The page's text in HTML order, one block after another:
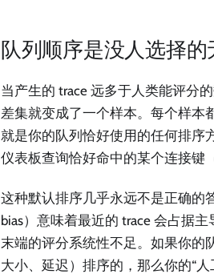
队列顺序是没人选择的
当产生的 trace 远多于人类能评分
差集就变成了一个样本。每个样本
就是你的队列恰好使用的任何排序
仪表板查询恰好命中的某个连接键
这种默认排序几乎永远不是正确的
bias）意味着最近的 trace 会占据
末端的评分系统性不足。如果你的
大小、延迟）排序的，那么你的“